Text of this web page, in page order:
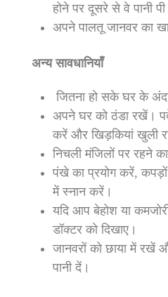
होने पर दूसरे से वे पानी
अपने पालतू जानवर का
अन्य सावधानियाँ
जितना हो सके घर के
अपने घर को ठंडा रखें।
करें और खिड़कियां खुली
निचली मंजिलों पर रहने
पंखे का प्रयोग करें,
में स्नान करें।
यदि आप बेहोश या
डॉक्टर को दिखाए।
जानवरों को छाया में रखें
पानी दें।